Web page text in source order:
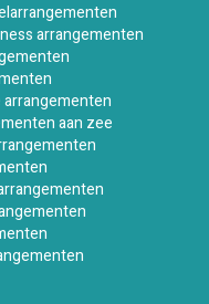
arrangementen
arrangementen
aan zee